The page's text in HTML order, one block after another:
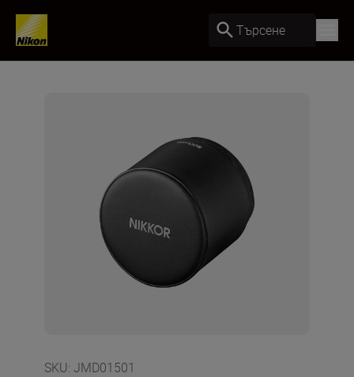
Търсене
SKU: JMD01501